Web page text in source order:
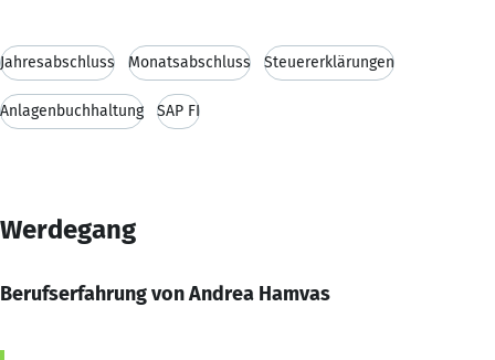
Jahresabschluss Monatsabschluss Steuererklärungen
Anlagenbuchhaltung SAP FI
Werdegang
Berufserfahrung von Andrea Hamvas